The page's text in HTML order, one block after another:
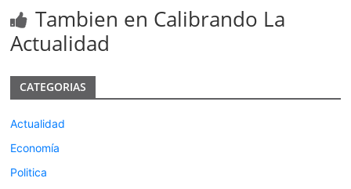
Tambien en Calibrando La
Actualidad
CATEGORIAS
Actualidad
Economía
Politica